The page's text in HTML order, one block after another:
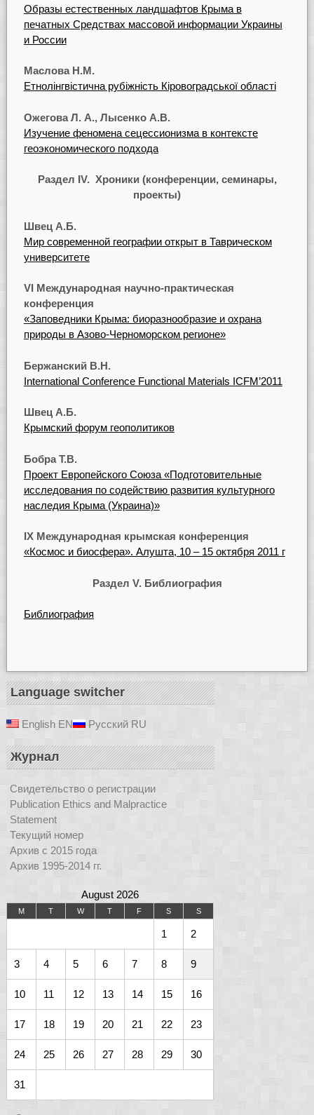
Образы естественных ландшафтов Крыма в
печатных Средствах массовой информации Украины
и России
Маслова Н.М.
Етнолінгвістична рубіжність Кіровоградської області
Ожегова Л. А., Лысенко А.В.
Изучение феномена сецессионизма в контексте
геоэкономического подхода
Раздел IV. Хроники (конференции, семинары,
проекты)
Швец А.Б.
Мир современной географии открыт в Таврическом
университете
VI Международная научно-практическая
конференция
«Заповедники Крыма: биоразнообразие и охрана
природы в Азово-Черноморском регионе»
Бержанский В.Н.
International Conference Functional Materials ICFM’2011
Швец А.Б.
Крымский форум геополитиков
Бобра Т.В.
Проект Европейского Союза «Подготовительные
исследования по содействию развития культурного
наследия Крыма (Украина)»
IX Международная крымская конференция
«Космос и биосфера». Алушта, 10 – 15 октября 2011 г
Раздел V. Библиография
Библиография
Language switcher
English EN Русский RU
Журнал
Свидетельство о регистрации
Publication Ethics and Malpractice
Statement
Текущий номер
Архив с 2015 года
Архив 1995-2014 гг.
August 2026
M T W T F S S
1 2
3 4 5 6 7 8 9
10 11 12 13 14 15 16
17 18 19 20 21 22 23
24 25 26 27 28 29 30
31